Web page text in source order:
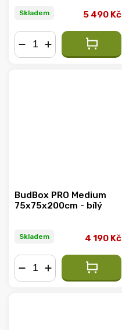
Skladem 5 490 Kč
BudBox PRO Medium
75x75x200cm - bílý
Skladem 4 190 Kč